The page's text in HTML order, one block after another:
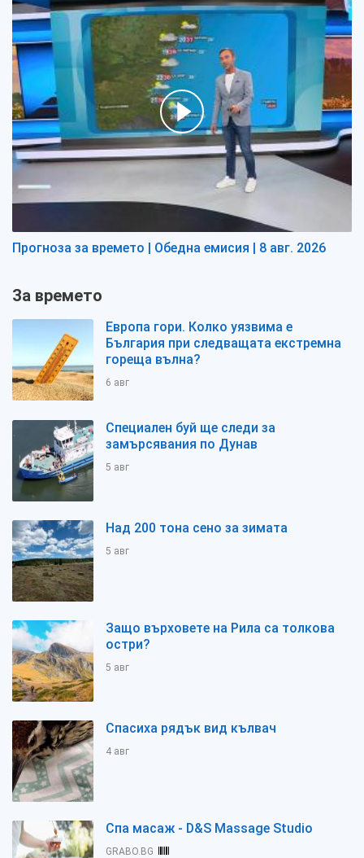
Прогноза за времето | Обедна емисия | 8 авг. 2026
За времето
Европа гори. Колко уязвима е
България при следващата екстремна
гореща вълна?
6 авг
Специален буй ще следи за
замърсявания по Дунав
5 авг
Над 200 тона сено за зимата
5 авг
Защо върховете на Рила са толкова
остри?
5 авг
Спасиха рядък вид кълвач
4 авг
Спа масаж - D&S Massage Studio
GRABO.BG